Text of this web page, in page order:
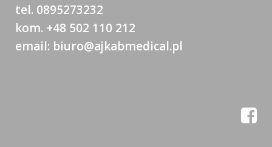
tel. 0895273232
kom. +48 502 110 212
email: biuro@ajkabmedical.pl